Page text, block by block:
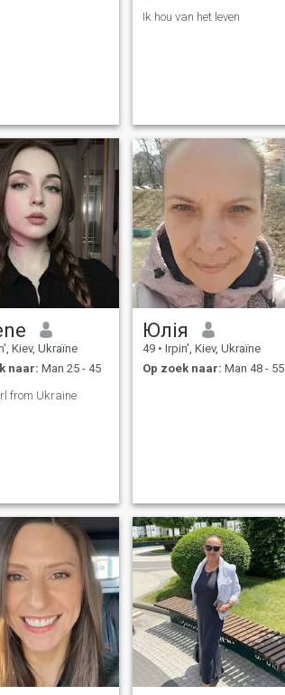
Ik hou van het leven
Kiev, Ukraïne
naar: Man 25 - 45
from Ukraine
Юлія
49 • Irpin', Kiev, Ukraïne
Op zoek naar: Man 48 - 55